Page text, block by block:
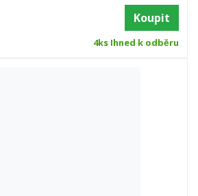
Koupit
4ks Ihned k odběru